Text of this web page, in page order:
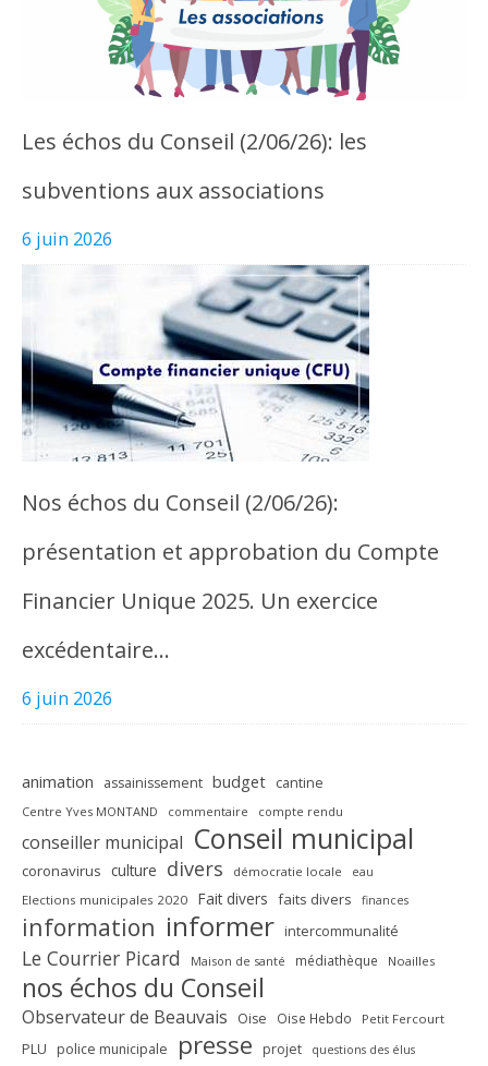
Les échos du Conseil (2/06/26): les
subventions aux associations
6 juin 2026
Nos échos du Conseil (2/06/26):
présentation et approbation du Compte
Financier Unique 2025. Un exercice
excédentaire…
6 juin 2026
animation assainissement budget cantine
Centre Yves MONTAND commentaire compte rendu
conseiller municipal Conseil municipal
coronavirus culture divers démocratie locale eau
Elections municipales 2020 Fait divers faits divers finances
information informer intercommunalité
Le Courrier Picard Maison de santé médiathèque Noailles
nos échos du Conseil
Observateur de Beauvais Oise Oise Hebdo Petit Fercourt
PLU police municipale presse projet questions des élus